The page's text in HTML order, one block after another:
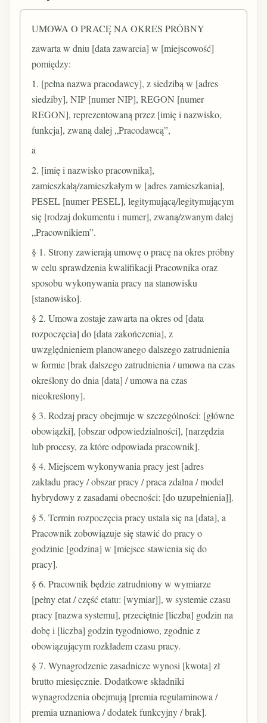
UMOWA O PRACĘ NA OKRES PRÓBNY
zawarta w dniu [data zawarcia] w [miejscowość]
pomiędzy:
1. [pełna nazwa pracodawcy], z siedzibą w [adres
siedziby], NIP [numer NIP], REGON [numer
REGON], reprezentowaną przez [imię i nazwisko,
funkcja], zwaną dalej „Pracodawcą”,
a
2. [imię i nazwisko pracownika],
zamieszkałą/zamieszkałym w [adres zamieszkania],
PESEL [numer PESEL], legitymującą/legitymującym
się [rodzaj dokumentu i numer], zwaną/zwanym dalej
„Pracownikiem”.
§ 1. Strony zawierają umowę o pracę na okres próbny
w celu sprawdzenia kwalifikacji Pracownika oraz
sposobu wykonywania pracy na stanowisku
[stanowisko].
§ 2. Umowa zostaje zawarta na okres od [data
rozpoczęcia] do [data zakończenia], z
uwzględnieniem planowanego dalszego zatrudnienia
w formie [brak dalszego zatrudnienia / umowa na czas
określony do dnia [data] / umowa na czas
nieokreślony].
§ 3. Rodzaj pracy obejmuje w szczególności: [główne
obowiązki], [obszar odpowiedzialności], [narzędzia
lub procesy, za które odpowiada pracownik].
§ 4. Miejscem wykonywania pracy jest [adres
zakładu pracy / obszar pracy / praca zdalna / model
hybrydowy z zasadami obecności: [do uzupełnienia]].
§ 5. Termin rozpoczęcia pracy ustala się na [data], a
Pracownik zobowiązuje się stawić do pracy o
godzinie [godzina] w [miejsce stawienia się do
pracy].
§ 6. Pracownik będzie zatrudniony w wymiarze
[pełny etat / część etatu: [wymiar]], w systemie czasu
pracy [nazwa systemu], przeciętnie [liczba] godzin na
dobę i [liczba] godzin tygodniowo, zgodnie z
obowiązującym rozkładem czasu pracy.
§ 7. Wynagrodzenie zasadnicze wynosi [kwota] zł
brutto miesięcznie. Dodatkowe składniki
wynagrodzenia obejmują [premia regulaminowa /
premia uznaniowa / dodatek funkcyjny / brak].